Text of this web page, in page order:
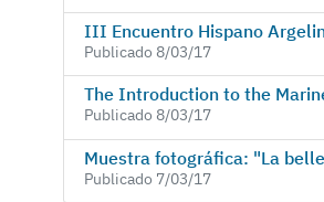
III Encuentro Hispano
Publicado 8/03/17
Publicado 8/03/17
Publicado 7/03/17